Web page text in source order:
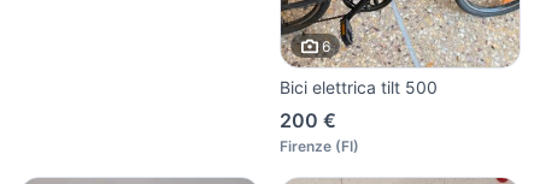
6
Bici elettrica tilt 500
200 €
Firenze (FI)